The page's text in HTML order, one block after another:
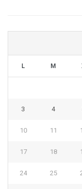
L M
3 4
10 11
17 18
24 25